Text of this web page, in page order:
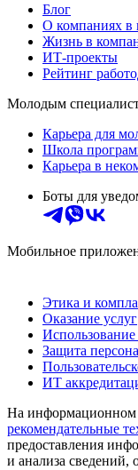
Блог
О компаниях в
Жизнь в
ИТ-проекты
Рейтинг
Молодым
Карьера для
Школа
Карьера в
Боты для
Мобильное
Этика и
Оказание услуг
Использование
Защита
ИТ
На информационном
рекомендательные
предоставления
и анализа сведений,